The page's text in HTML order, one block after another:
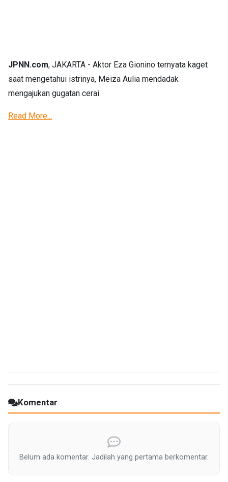
JPNN.com, JAKARTA - Aktor Eza Gionino ternyata kaget
saat mengetahui istrinya, Meiza Aulia mendadak
mengajukan gugatan cerai.
Read More...
Komentar
Belum ada komentar. Jadilah yang pertama berkomentar.